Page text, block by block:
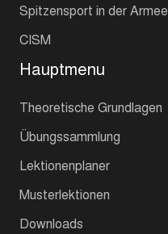
Spitzensport in der Armee
CISM
Hauptmenu
Theoretische Grundlagen
Übungssammlung
Lektionenplaner
Musterlektionen
Downloads